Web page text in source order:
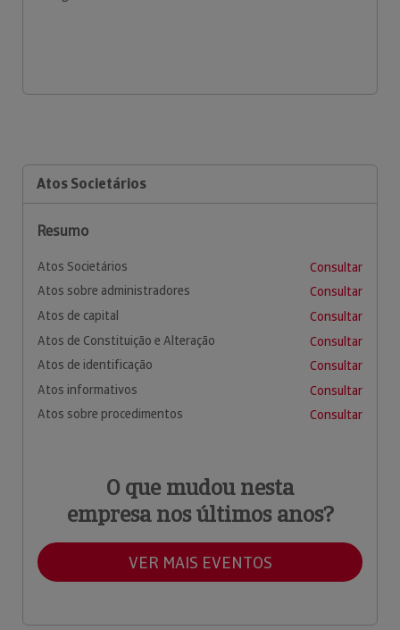
Atos Societários
Resumo
Atos Societários
Consultar
Atos sobre administradores
Consultar
Atos de capital
Consultar
Atos de Constituição e Alteração
Consultar
Atos de identificação
Consultar
Atos informativos
Consultar
Atos sobre procedimentos
Consultar
O que mudou nesta
empresa nos últimos anos?
VER MAIS EVENTOS